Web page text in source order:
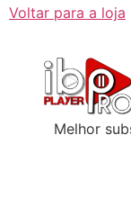
Voltar para a loja
Melhor